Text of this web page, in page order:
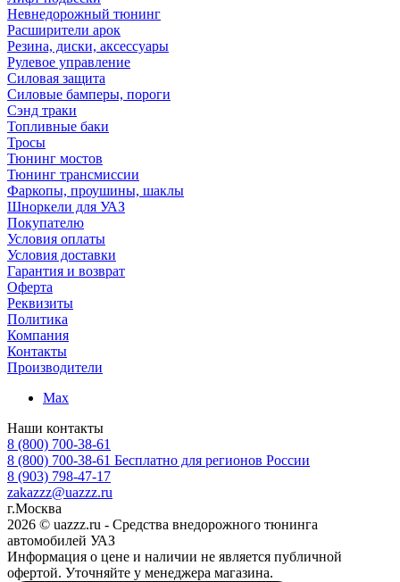
Невнедорожный тюнинг
Расширители арок
Резина, диски, аксессуары
Рулевое управление
Силовая защита
Силовые бамперы, пороги
Сэнд траки
Топливные баки
Тросы
Тюнинг мостов
Тюнинг трансмиссии
Фаркопы, проушины, шаклы
Шноркели для УАЗ
Покупателю
Условия оплаты
Условия доставки
Гарантия и возврат
Оферта
Реквизиты
Политика
Компания
Контакты
Производители
Max
Наши контакты
8 (800) 700-38-61
8 (800) 700-38-61 Бесплатно для регионов России
8 (903) 798-47-17
zakazzz@uazzz.ru
г.Москва
2026 © uazzz.ru - Средства внедорожного тюнинга
автомобилей УАЗ
Информация о цене и наличии не является публичной
офертой. Уточняйте у менеджера магазина.